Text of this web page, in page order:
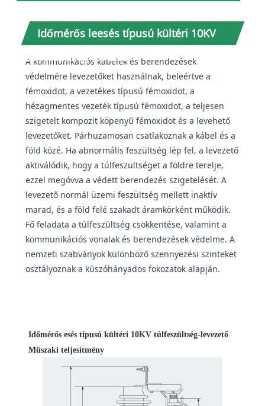
Időmérős leesés típusú kültéri 10KV
túlfeszültség-levezető
A kommunikációs kábelek és berendezések
védelmére levezetőket használnak, beleértve a
fémoxidot, a vezetékes típusú fémoxidot, a
hézagmentes vezeték típusú fémoxidot, a teljesen
szigetelt kompozit köpenyű fémoxidot és a levehető
levezetőket. Párhuzamosan csatlakoznak a kábel és a
föld közé. Ha abnormális feszültség lép fel, a levezető
aktiválódik, hogy a túlfeszültséget a földre terelje,
ezzel megóvva a védett berendezés szigetelését. A
levezető normál üzemi feszültség mellett inaktív
marad, és a föld felé szakadt áramkörként működik.
Fő feladata a túlfeszültség csökkentése, valamint a
kommunikációs vonalak és berendezések védelme. A
nemzeti szabványok különböző szennyezési szinteket
osztályoznak a kúszóhányados fokozatok alapján.
Időmérős esés típusú kültéri 10KV túlfeszültség-levezető
Műszaki teljesítmény